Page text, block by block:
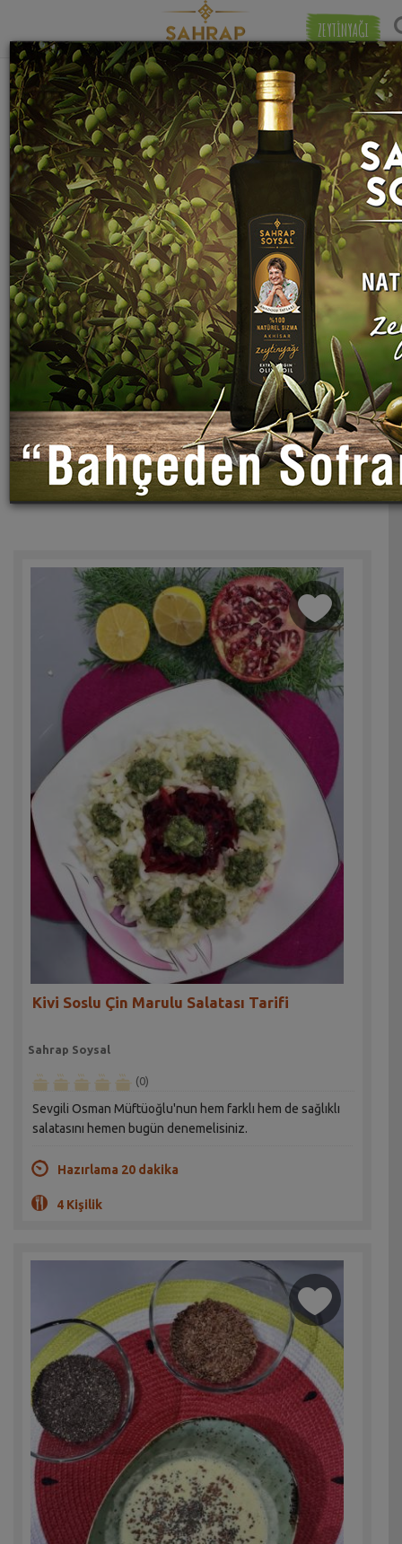
ZEYTİNYAĞI
"toz zencefil" etiketiyle eşleşen (10) tarif
bulundu.
Eşleşmeye
Kivi Soslu Çin Marulu Salatası Tarifi
Sahrap Soysal
(0)
Sevgili Osman Müftüoğlu'nun hem farklı hem de sağlıklı
salatasını hemen bugün denemelisiniz.
Hazırlama 20 dakika
4 Kişilik